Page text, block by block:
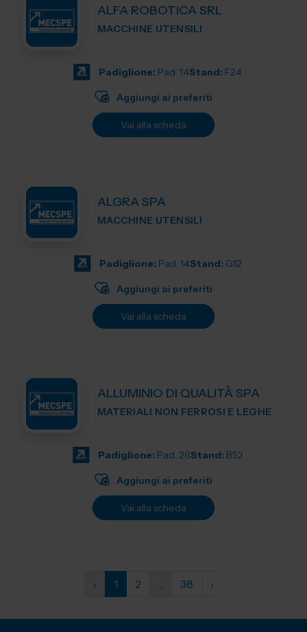
ALFA ROBOTICA SRL
MACCHINE UTENSILI
Padiglione: Pad. 14Stand: F24
Aggiungi ai preferiti
Vai alla scheda
ALGRA SPA
MACCHINE UTENSILI
Padiglione: Pad. 14Stand: G12
Aggiungi ai preferiti
Vai alla scheda
ALLUMINIO DI QUALITÀ SPA
MATERIALI NON FERROSI E LEGHE
Padiglione: Pad. 26Stand: B52
Aggiungi ai preferiti
Vai alla scheda
‹ 1 2 ... 38 ›